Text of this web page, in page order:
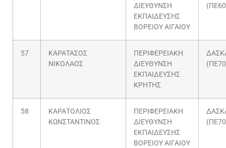
ΔΙΕΥΘΥΝΣΗ
ΕΚΠΑΙΔΕΥΣΗΣ
ΒΟΡΕΙΟΥ ΑΙΓΑΙΟΥ
57
ΚΑΡΑΤΑΣΟΣ
ΝΙΚΟΛΑΟΣ
ΠΕΡΙΦΕΡΕΙΑΚΗ
ΔΙΕΥΘΥΝΣΗ
ΕΚΠΑΙΔΕΥΣΗΣ
ΚΡΗΤΗΣ
58
ΚΑΡΑΤΟΛΙΟΣ
ΚΩΝΣΤΑΝΤΙΝΟΣ
ΠΕΡΙΦΕΡΕΙΑΚΗ
ΔΙΕΥΘΥΝΣΗ
ΕΚΠΑΙΔΕΥΣΗΣ
ΒΟΡΕΙΟΥ ΑΙΓΑΙΟΥ